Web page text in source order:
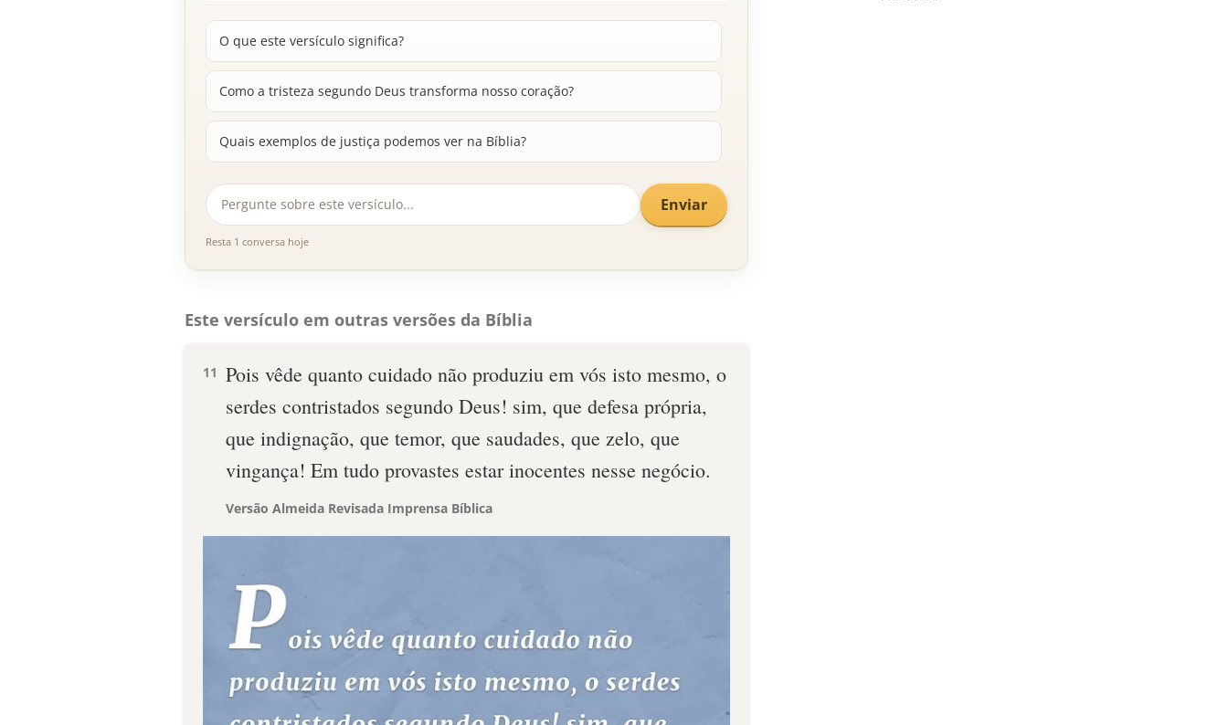
O que este versículo significa?
Como a tristeza segundo Deus transforma nosso coração?
Quais exemplos de justiça podemos ver na Bíblia?
Enviar
Resta 1 conversa hoje
Este versículo em outras versões da Bíblia
11 Pois vêde quanto cuidado não produziu em vós isto mesmo, o
serdes contristados segundo Deus! sim, que defesa própria,
que indignação, que temor, que saudades, que zelo, que
vingança! Em tudo provastes estar inocentes nesse negócio.
Versão Almeida Revisada Imprensa Bíblica